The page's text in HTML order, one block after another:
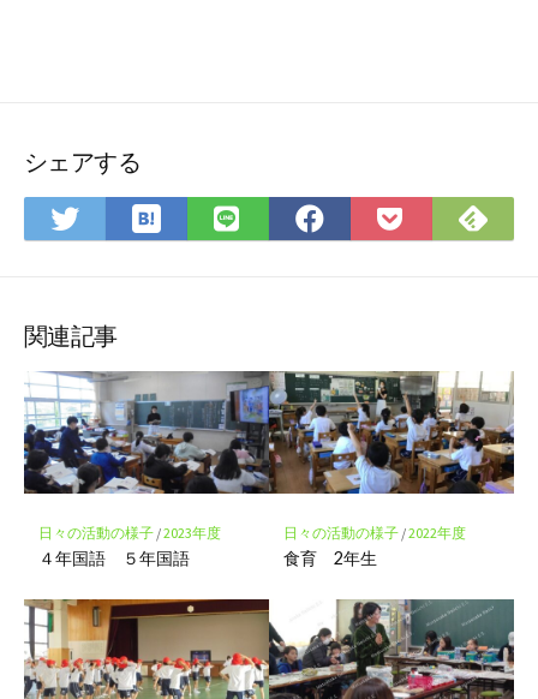
シェアする
Twitter
で
ア
は
て
ク
マ
ー
ク
に
保
存
LINE
で
Facebook
で
Pocket
に
で
関連記事
日々の活動の様子/2023年度
４年国語 ５年国語
日々の活動の様子/2022年度
食育 2年生